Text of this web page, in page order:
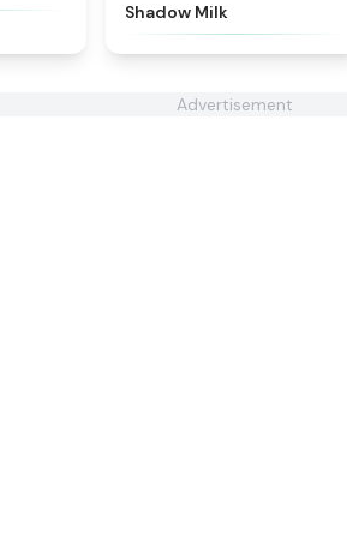
Shadow Milk
Advertisement